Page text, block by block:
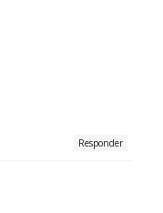
Responder